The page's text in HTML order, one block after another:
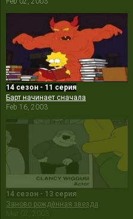
14 сезон - 11 серия
Барт начинает сначала
Feb 16, 2003
14 сезон - 13 серия
Заново рождённая звезда
Mar 02, 2003